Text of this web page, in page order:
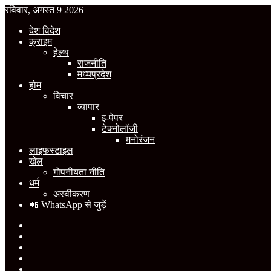
रविवार, अगस्त 9 2026
देश विदेश
क्राइम
हेल्थ
राजनीति
मध्यप्रदेश
होम
विचार
व्यापार
इ-पेपर
टेक्नोलॉजी
मनोरंजन
लाइफस्टाइल
खेल
गोपनीयता नीति
धर्म
अस्वीकरण
📲 WhatsApp से जुड़ें